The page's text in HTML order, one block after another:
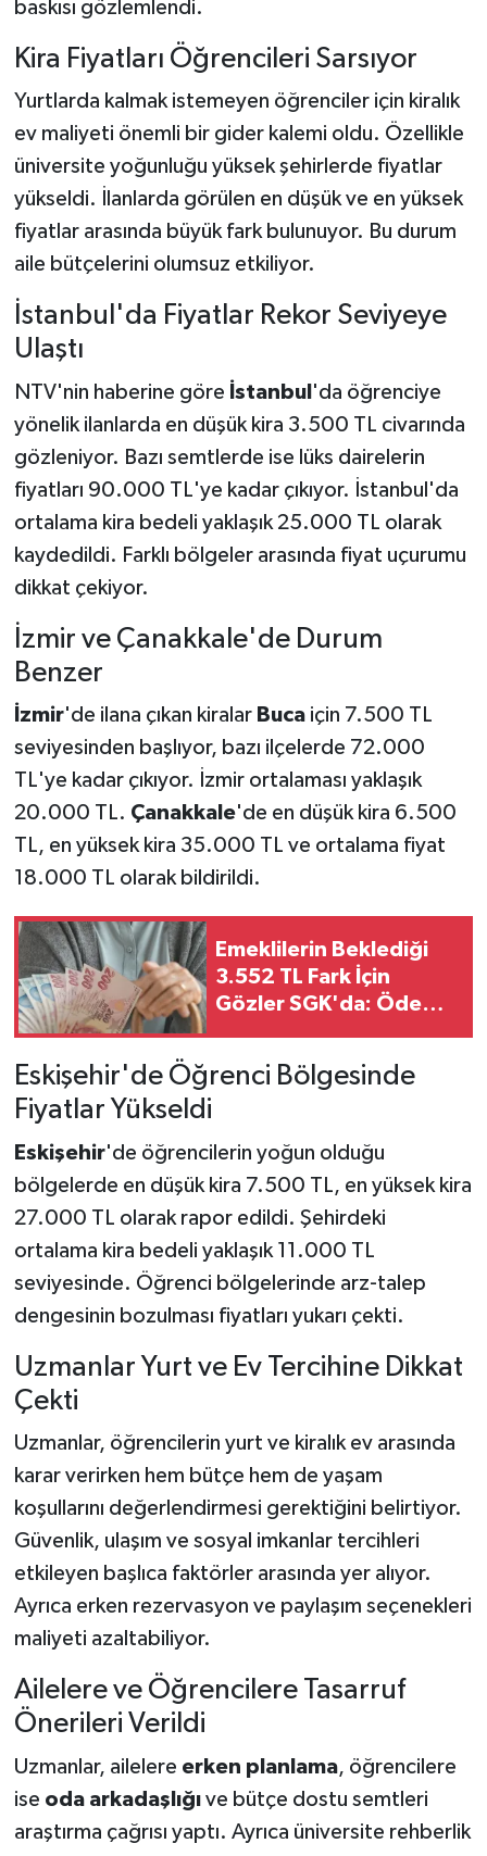
baskısı gözlemlendi.
Kira Fiyatları Öğrencileri Sarsıyor
Yurtlarda kalmak istemeyen öğrenciler için kiralık
ev maliyeti önemli bir gider kalemi oldu. Özellikle
üniversite yoğunluğu yüksek şehirlerde fiyatlar
yükseldi. İlanlarda görülen en düşük ve en yüksek
fiyatlar arasında büyük fark bulunuyor. Bu durum
aile bütçelerini olumsuz etkiliyor.
İstanbul'da Fiyatlar Rekor Seviyeye
Ulaştı
NTV'nin haberine göre İstanbul 'da öğrenciye
yönelik ilanlarda en düşük kira 3.500 TL civarında
gözleniyor. Bazı semtlerde ise lüks dairelerin
fiyatları 90.000 TL'ye kadar çıkıyor. İstanbul'da
ortalama kira bedeli yaklaşık 25.000 TL olarak
kaydedildi. Farklı bölgeler arasında fiyat uçurumu
dikkat çekiyor.
İzmir ve Çanakkale'de Durum
Benzer
İzmir'de ilana çıkan kiralar Bucaiçin 7.500 TL
seviyesinden başlıyor, bazı ilçelerde 72.000
TL'ye kadar çıkıyor. İzmir ortalaması yaklaşık
20.000 TL. Çanakkale'de en düşük kira 6.500
TL, en yüksek kira 35.000 TL ve ortalama fiyat
18.000 TL olarak bildirildi.
Emeklilerin Beklediği
3.552 TL Fark İçin
Gözler SGK'da: Ödeme
Eskişehir'de Öğrenci Bölgesinde
Fiyatlar Yükseldi
Eskişehir'de öğrencilerin yoğun olduğu
bölgelerde en düşük kira 7.500 TL, en yüksek kira
27.000 TL olarak rapor edildi. Şehirdeki
ortalama kira bedeli yaklaşık 11.000 TL
seviyesinde. Öğrenci bölgelerinde arz-talep
dengesinin bozulması fiyatları yukarı çekti.
Uzmanlar Yurt ve Ev Tercihine Dikkat
Çekti
Uzmanlar, öğrencilerin yurt ve kiralık ev arasında
karar verirken hem bütçe hem de yaşam
koşullarını değerlendirmesi gerektiğini belirtiyor.
Güvenlik, ulaşım ve sosyal imkanlar tercihleri
etkileyen başlıca faktörler arasında yer alıyor.
Ayrıca erken rezervasyon ve paylaşım seçenekleri
maliyeti azaltabiliyor.
Ailelere ve Öğrencilere Tasarruf
Önerileri Verildi
Uzmanlar, ailelere erken planlama, öğrencilere
ise oda arkadaşlığıve bütçe dostu semtleri
araştırma çağrısı yaptı. Ayrıca üniversite rehberlik